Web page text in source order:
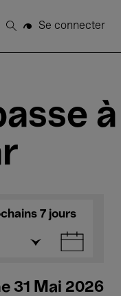
Rechercher
Se connecter
à
7 jours
31 Mai 2026